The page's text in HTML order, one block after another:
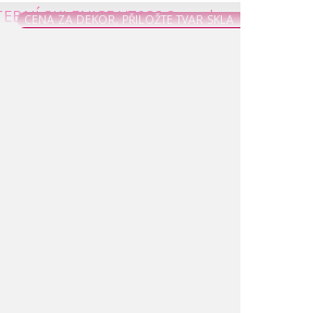
CENA ZA DEKOR, PŘILOŽTE TVAR SKLA